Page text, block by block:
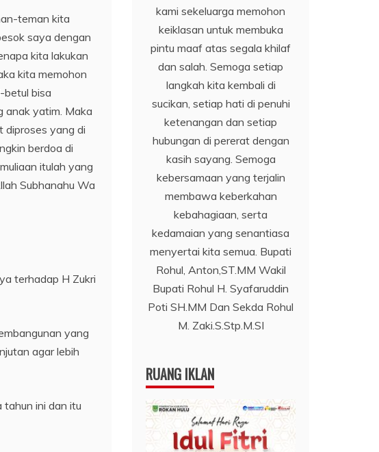
teman kita
saya dengan
kita lakukan
kita memohon
betul bisa
anak yatim. Maka
diproses yang di
berdoa di
itulah yang
Subhanahu Wa
terhadap H Zukri
yang
agar lebih
tahun ini dan itu
kami sekeluarga memohon
keiklasan untuk membuka
pintu maaf atas segala khilaf
dan salah. Semoga setiap
langkah kita kembali di
sucikan, setiap hati di penuhi
ketenangan dan setiap
hubungan di pererat dengan
kasih sayang. Semoga
kebersamaan yang terjalin
membawa keberkahan
kebahagiaan, serta
kedamaian yang senantiasa
menyertai kita semua. Bupati
Rohul, Anton,ST.MM Wakil
Bupati Rohul H. Syafaruddin
Poti SH.MM Dan Sekda Rohul
M. Zaki.S.Stp.M.SI
RUANG IKLAN